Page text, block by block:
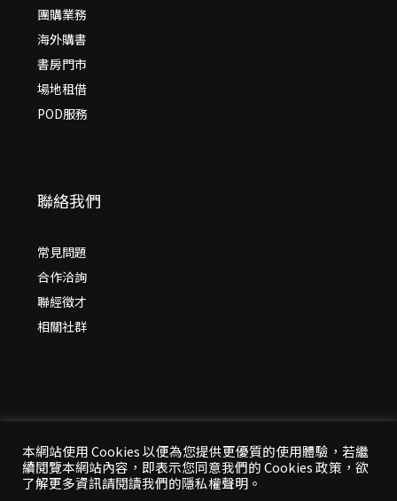
團購業務
海外購書
書房門市
場地租借
POD服務
聯絡我們
常見問題
合作洽詢
聯經徵才
相關社群
© 2026 年聯經出版：思考，連結過去與未來
All Rights Reserved | 本站台資料為版權所有，非經同
本網站使用 Cookies 以便為您提供更優質的使用體驗，若繼
續閱覽本網站內容，即表示您同意我們的 Cookies 政策，欲
了解更多資訊請閱讀我們的隱私權聲明。